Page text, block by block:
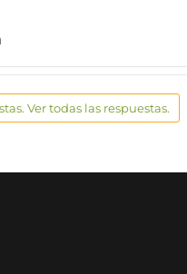
Ver todas las respuestas.